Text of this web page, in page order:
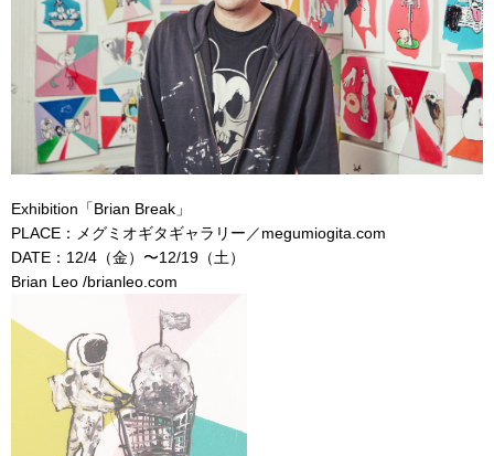
Exhibition「Brian Break」
PLACE：メグミオギタギャラリー／megumiogita.com
DATE：12/4（金）〜12/19（土）
Brian Leo /brianleo.com